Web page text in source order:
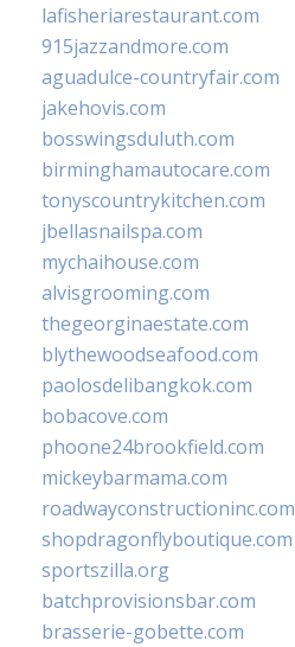
lafisheriarestaurant.com
915jazzandmore.com
aguadulce-countryfair.com
jakehovis.com
bosswingsduluth.com
birminghamautocare.com
tonyscountrykitchen.com
jbellasnailspa.com
mychaihouse.com
alvisgrooming.com
thegeorginaestate.com
blythewoodseafood.com
paolosdelibangkok.com
bobacove.com
phoone24brookfield.com
mickeybarmama.com
roadwayconstructioninc.com
shopdragonflyboutique.com
sportszilla.org
batchprovisionsbar.com
brasserie-gobette.com